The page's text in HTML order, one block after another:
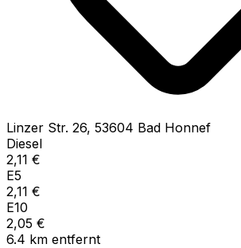
Linzer Str. 26, 53604 Bad Honnef
Diesel
2,11 €
E5
2,11 €
E10
2,05 €
6.4 km entfernt